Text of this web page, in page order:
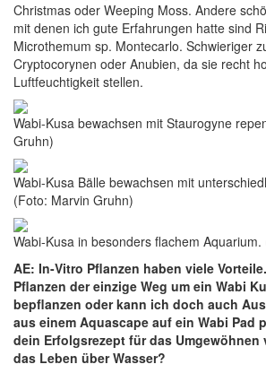
Christmas oder Weeping Moss. Andere
mit denen ich gute Erfahrungen hatte sind
Microthemum sp. Montecarlo. Schwieriger
Cryptocorynen oder Anubien, da sie recht
Luftfeuchtigkeit stellen.
Wabi-Kusa bewachsen mit Staurogyne
Gruhn)
Wabi-Kusa Bälle bewachsen mit
(Foto: Marvin Gruhn)
Wabi-Kusa in besonders flachem
AE: In-Vitro Pflanzen haben viele
Pflanzen der einzige Weg um ein Wabi
bepflanzen oder kann ich doch auch
aus einem Aquascape auf ein Wabi Pad
dein Erfolgsrezept für das Umgewöhnen
das Leben über Wasser?